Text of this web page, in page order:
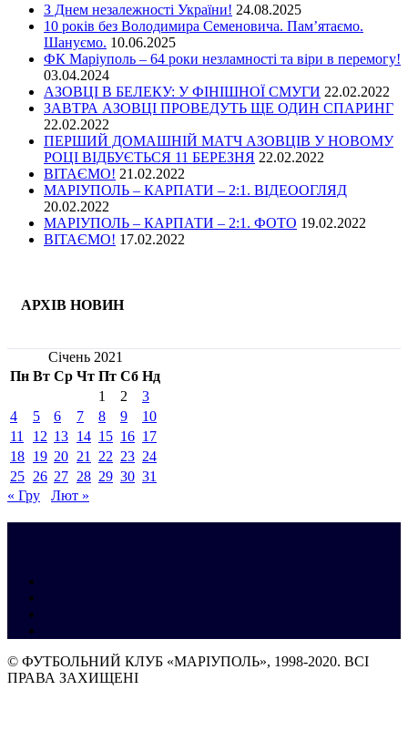
З Днем незалежності України! 24.08.2025
10 років без Володимира Семеновича. Пам’ятаємо.
Шануємо. 10.06.2025
ФК Маріуполь – 64 роки незламності та віри в перемогу!
03.04.2024
АЗОВЦІ В БЕЛЕКУ: У ФІНІШНОЇ СМУГИ 22.02.2022
ЗАВТРА АЗОВЦІ ПРОВЕДУТЬ ЩЕ ОДИН СПАРИНГ
22.02.2022
ПЕРШИЙ ДОМАШНІЙ МАТЧ АЗОВЦІВ У НОВОМУ
РОЦІ ВІДБУЄТЬСЯ 11 БЕРЕЗНЯ 22.02.2022
ВІТАЄМО! 21.02.2022
МАРІУПОЛЬ – КАРПАТИ – 2:1. ВІДЕООГЛЯД
20.02.2022
МАРІУПОЛЬ – КАРПАТИ – 2:1. ФОТО 19.02.2022
ВІТАЄМО! 17.02.2022
АРХІВ НОВИН
Січень 2021
Пн Вт Ср Чт Пт Сб Нд
1
2
3
4
5 6 7 8 9
10
11
12 13 14 15 16 17
18 19 20 21 22 23 24
25 26 27 28 29 30 31
« Гру
Лют »
© ФУТБОЛЬНИЙ КЛУБ «МАРІУПОЛЬ», 1998-2020. ВСІ
ПРАВА ЗАХИЩЕНІ